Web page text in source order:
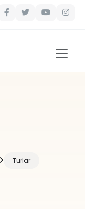
Turlar